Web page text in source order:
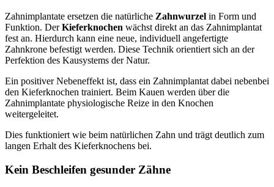
Zahnimplantate ersetzen die natürliche Zahnwurzel in Form und
Funktion. DerKieferknochen wächst direkt an das Zahnimplantat
fest an. Hierdurch kann eine neue, individuell angefertigte
Zahnkrone befestigt werden. Diese Technik orientiert sich an der
Perfektion des Kausystems der Natur.
Ein positiver Nebeneffekt ist, dass ein Zahnimplantat dabei nebenbei
den Kieferknochen trainiert. Beim Kauen werden über die
Zahnimplantate physiologische Reize in den Knochen
weitergeleitet.
Dies funktioniert wie beim natürlichen Zahn und trägt deutlich zum
langen Erhalt des Kieferknochens bei.
Kein Beschleifen gesunder Zähne